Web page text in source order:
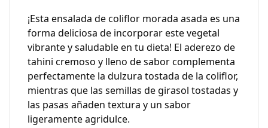
¡Esta ensalada de coliflor morada asada es una
forma deliciosa de incorporar este vegetal
vibrante y saludable en tu dieta! El aderezo de
tahini cremoso y lleno de sabor complementa
perfectamente la dulzura tostada de la coliflor,
mientras que las semillas de girasol tostadas y
las pasas añaden textura y un sabor
ligeramente agridulce.